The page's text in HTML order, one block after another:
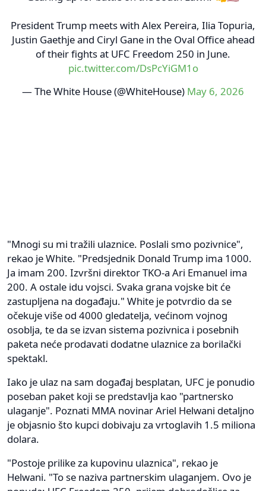
President Trump meets with Alex Pereira, Ilia Topuria,
Justin Gaethje and Ciryl Gane in the Oval Office ahead
of their fights at UFC Freedom 250 in June.
pic.twitter.com/DsPcYiGM1o
— The White House (@WhiteHouse) May 6, 2026
"Mnogi su mi tražili ulaznice. Poslali smo pozivnice",
rekao je White. "Predsjednik Donald Trump ima 1000.
Ja imam 200. Izvršni direktor TKO-a Ari Emanuel ima
200. A ostale idu vojsci. Svaka grana vojske bit će
zastupljena na događaju." White je potvrdio da se
očekuje više od 4000 gledatelja, većinom vojnog
osoblja, te da se izvan sistema pozivnica i posebnih
paketa neće prodavati dodatne ulaznice za borilački
spektakl.
Iako je ulaz na sam događaj besplatan, UFC je ponudio
poseban paket koji se predstavlja kao "partnersko
ulaganje". Poznati MMA novinar Ariel Helwani detaljno
je objasnio što kupci dobivaju za vrtoglavih 1.5 miliona
dolara.
"Postoje prilike za kupovinu ulaznica", rekao je
Helwani. "To se naziva partnerskim ulaganjem. Ovo je